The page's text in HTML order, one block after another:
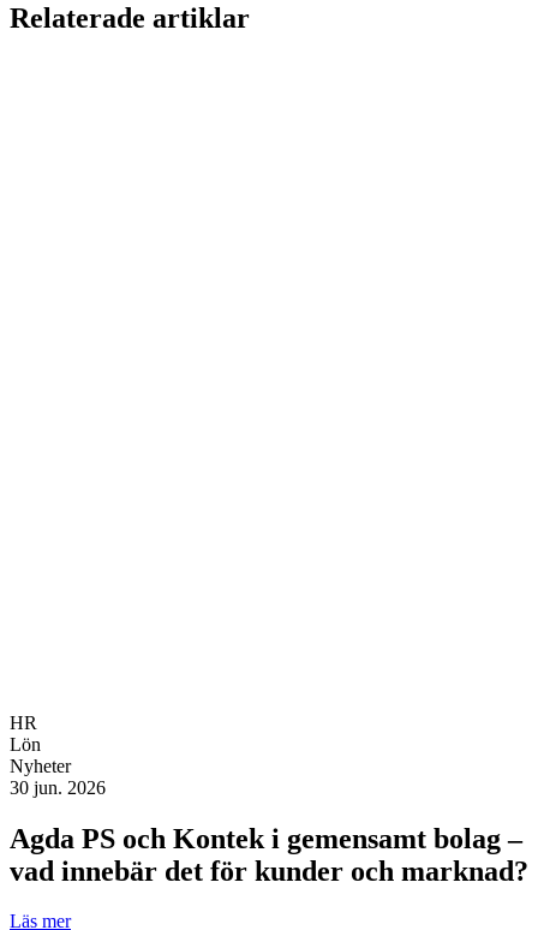
Relaterade artiklar
HR
Lön
Nyheter
30 jun. 2026
Agda PS och Kontek i gemensamt bolag –
vad innebär det för kunder och marknad?
Läs mer